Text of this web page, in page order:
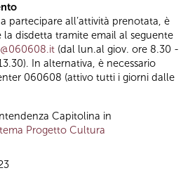
partecipare all’attività prenotata, è
la disdetta tramite email al seguente
(dal lun.al giov. ore 8.30 -
In alternativa, è necessario
060608 (attivo tutti i giorni dalle
Capitolina in
Progetto Cultura